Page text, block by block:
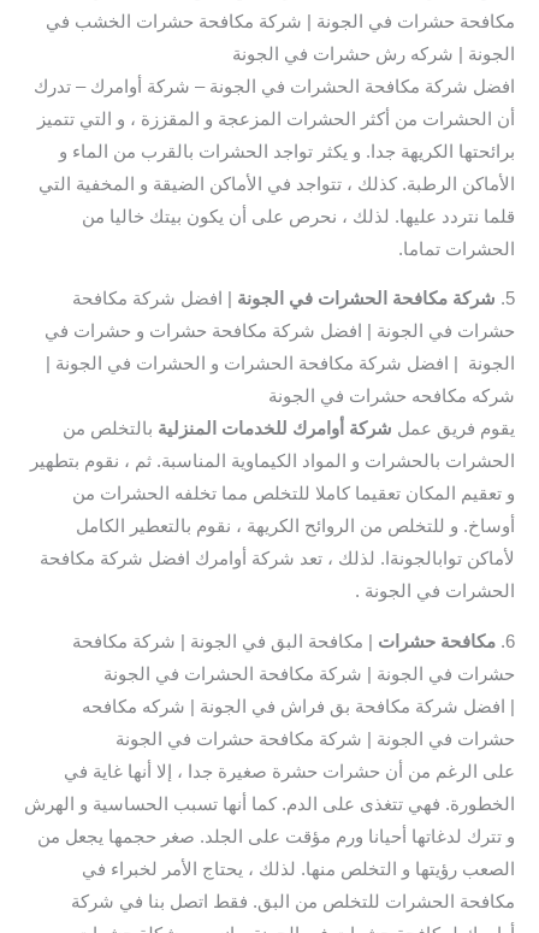
مكافحة حشرات في الجونة | شركة مكافحة حشرات الخشب في
الجونة | شركه رش حشرات في الجونة
افضل شركة مكافحة الحشرات في الجونة – شركة أوامرك – تدرك
أن الحشرات من أكثر الحشرات المزعجة و المقززة ، و التي تتميز
برائحتها الكريهة جدا. و يكثر تواجد الحشرات بالقرب من الماء و
الأماكن الرطبة. كذلك ، تتواجد في الأماكن الضيقة و المخفية التي
قلما نتردد عليها. لذلك ، نحرص على أن يكون بيتك خاليا من
الحشرات تماما.
5. شركة مكافحة الحشرات في الجونة | افضل شركة مكافحة
حشرات في الجونة | افضل شركة مكافحة حشرات و حشرات في
الجونة | افضل شركة مكافحة الحشرات و الحشرات في الجونة |
شركه مكافحه حشرات في الجونة
يقوم فريق عمل شركة أوامرك للخدمات المنزلية بالتخلص من
الحشرات بالحشرات و المواد الكيماوية المناسبة. ثم ، نقوم بتطهير
و تعقيم المكان تعقيما كاملا للتخلص مما تخلفه الحشرات من
أوساخ. و للتخلص من الروائح الكريهة ، نقوم بالتعطير الكامل
لأماكن توابالجونةا. لذلك ، تعد شركة أوامرك افضل شركة مكافحة
الحشرات في الجونة .
6. مكافحة حشرات
| مكافحة البق في الجونة | شركة مكافحة
حشرات في الجونة | شركة مكافحة الحشرات في الجونة
| افضل شركة مكافحة بق فراش في الجونة | شركه مكافحه
حشرات في الجونة | شركة مكافحة حشرات في الجونة
على الرغم من أن حشرات حشرة صغيرة جدا ، إلا أنها غاية في
الخطورة. فهي تتغذى على الدم. كما أنها تسبب الحساسية و الهرش
و تترك لدغاتها أحيانا ورم مؤقت على الجلد. صغر حجمها يجعل من
الصعب رؤيتها و التخلص منها. لذلك ، يحتاج الأمر لخبراء في
مكافحة الحشرات للتخلص من البق. فقط اتصل بنا في شركة